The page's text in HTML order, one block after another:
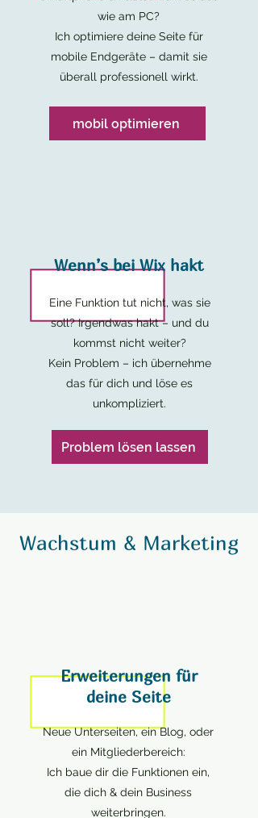
wie am PC?
Ich optimiere deine Seite für
mobile Endgeräte – damit sie
überall professionell wirkt.
mobil optimieren
Wenn’s bei Wix hakt
Eine Funktion tut nicht, was sie
soll? Irgendwas hakt – und du
kommst nicht weiter?
Kein Problem – ich übernehme
das für dich und löse es
unkompliziert.
Problem lösen lassen
Wachstum & Marketing
Neue Unterseiten, ein Blog, oder
ein Mitgliederbereich:
Ich baue dir die Funktionen ein,
die dich & dein Business
weiterbringen.
Erweiterungen für
deine Seite